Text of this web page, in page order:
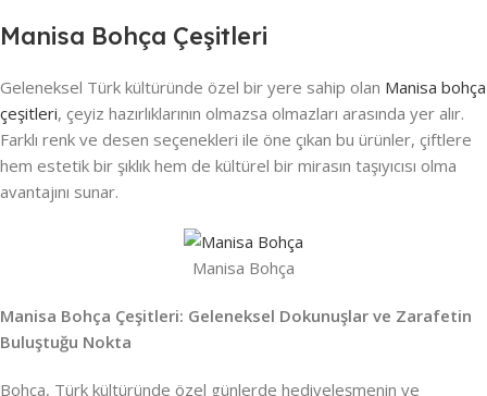
Manisa Bohça Çeşitleri
Geleneksel Türk kültüründe özel bir yere sahip olan Manisa bohça
çeşitleri, çeyiz hazırlıklarının olmazsa olmazları arasında yer alır.
Farklı renk ve desen seçenekleri ile öne çıkan bu ürünler, çiftlere
hem estetik bir şıklık hem de kültürel bir mirasın taşıyıcısı olma
avantajını sunar.
Manisa Bohça
Manisa Bohça Çeşitleri: Geleneksel Dokunuşlar ve Zarafetin
Buluştuğu Nokta
Bohça, Türk kültüründe özel günlerde hediyeleşmenin ve